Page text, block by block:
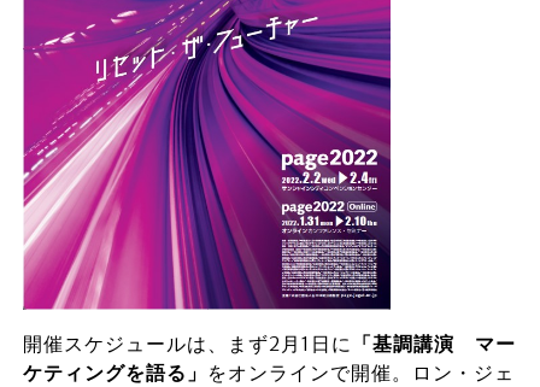
開催スケジュールは、まず2月1日に 「基調講演 マー
ケティングを語る」 をオンラインで開催。ロン・ジェ